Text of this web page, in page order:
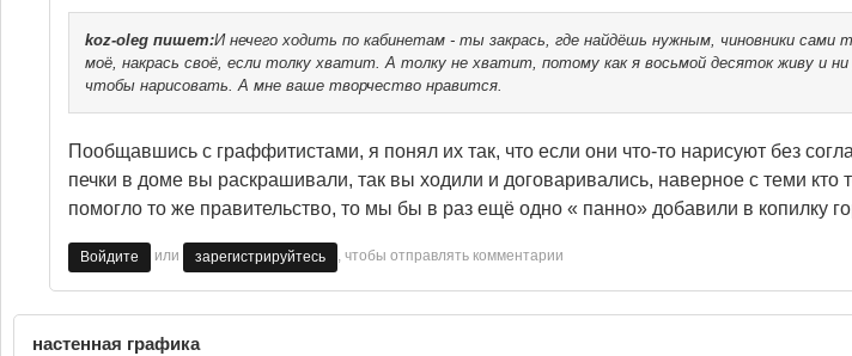
koz-oleg пишет:И нечего ходить по кабинетам - ты закрась, где найдёшь нужным, чиновники
моё, накрась своё, если толку хватит. А толку не хватит, потому как я восьмой десяток живу и
чтобы нарисовать. А мне ваше творчество нравится.
Пообщавшись с граффитистами, я понял их так, что если они что-то нарисуют без
печки в доме вы раскрашивали, так вы ходили и договаривались, наверное с теми
помогло то же правительство, то мы бы в раз ещё одно « панно» добавили в копилку
Войдите или зарегистрируйтесь , чтобы отправлять комментарии
настенная графика